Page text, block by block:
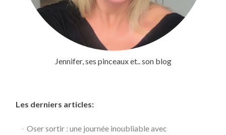
Jennifer, ses pinceaux et.. son blog
Les derniers articles:
Oser sortir : une journée inoubliable avec